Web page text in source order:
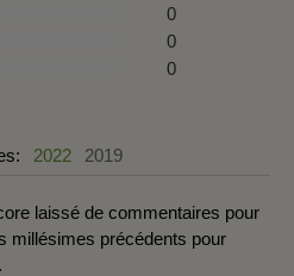
0
0
0
2022 2019
laissé de commentaires pour
millésimes précédents pour